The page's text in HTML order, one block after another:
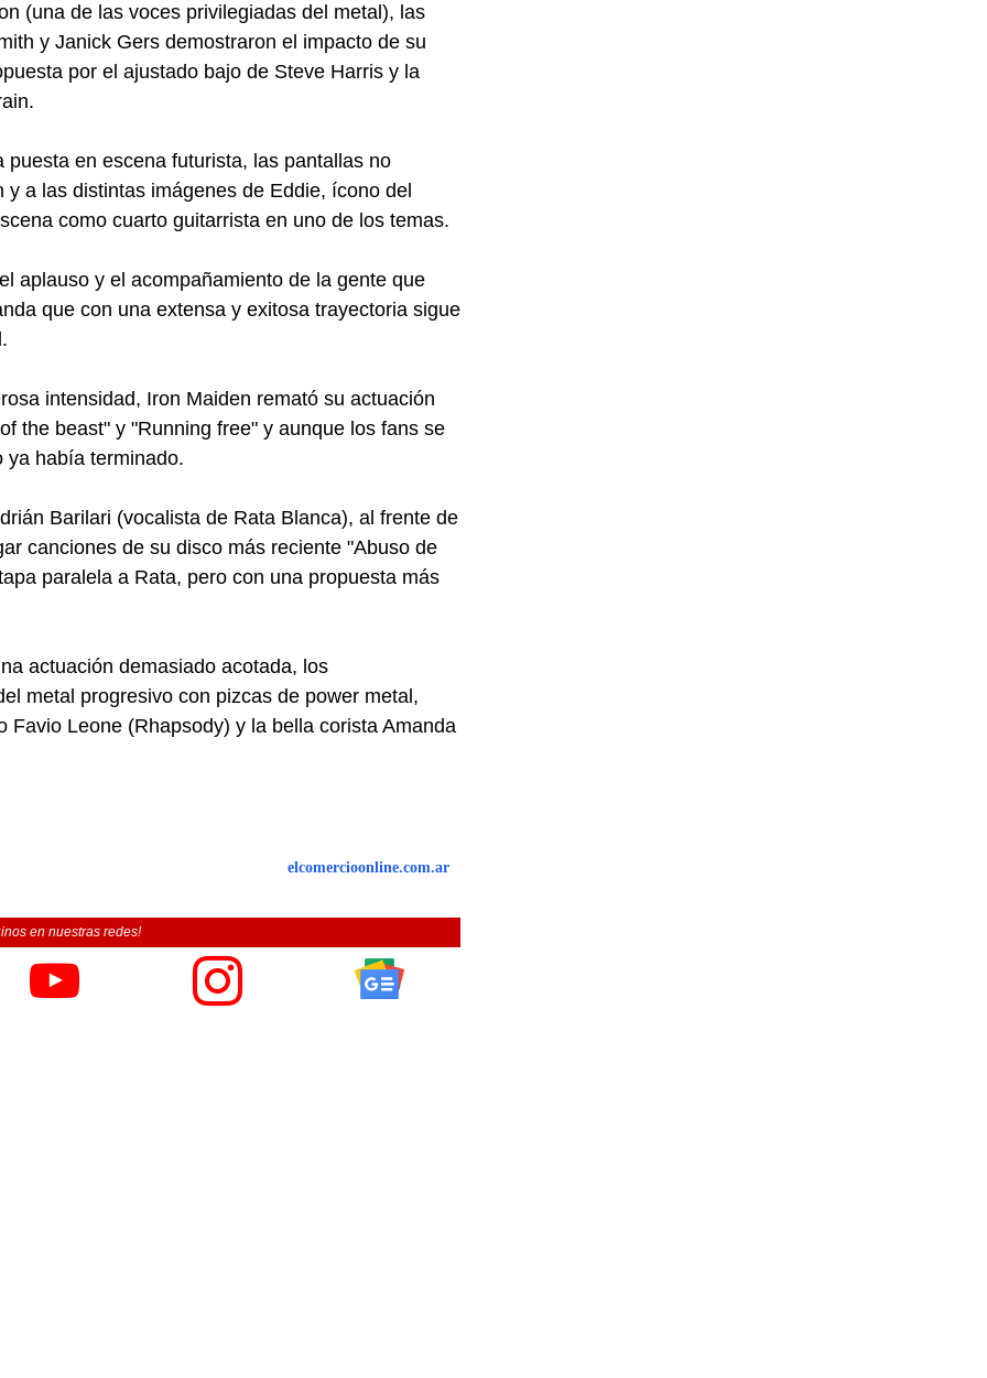
(una de las voces privilegiadas del metal), las
y Janick Gers demostraron el impacto de su
por el ajustado bajo de Steve Harris y la
en escena futurista, las pantallas no
a las distintas imágenes de Eddie, ícono del
como cuarto guitarrista en uno de los temas.
aplauso y el acompañamiento de la gente que
que con una extensa y exitosa trayectoria sigue
intensidad, Iron Maiden remató su actuación
the beast" y "Running free" y aunque los fans se
ya había terminado.
Barilari (vocalista de Rata Blanca), al frente de
canciones de su disco más reciente "Abuso de
paralela a Rata, pero con una propuesta más
actuación demasiado acotada, los
metal progresivo con pizcas de power metal,
Favio Leone (Rhapsody) y la bella corista Amanda
elcomercioonline.com.ar
en nuestras redes!